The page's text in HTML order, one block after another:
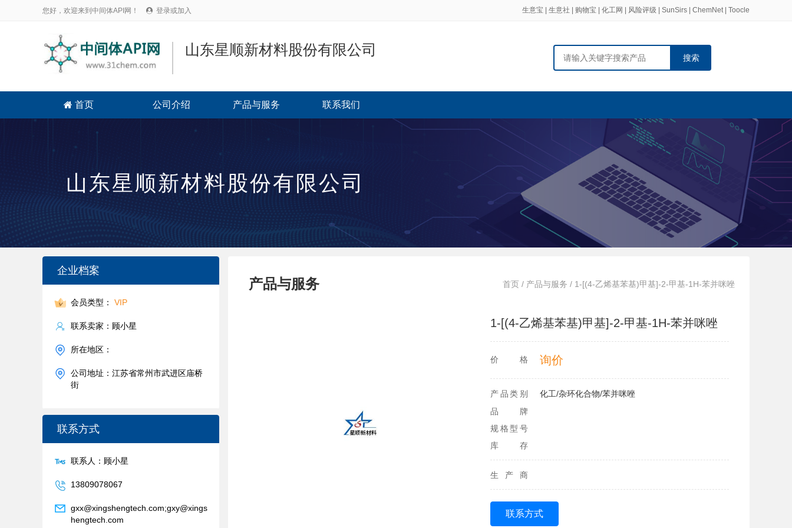
您好，欢迎来到中间体API网！  登录或加入 生意宝 生意社 购物宝 化工网 风险评级 SunSirs ChemNet| Toocle
山东星顺新材料股份有限公司 搜索
 首页 公司介绍 产品与服务 联系我们
山东星顺新材料股份有限公司
企业档案
会员类型： VIP
联系卖家：顾小星
所在地区：
公司地址：江苏省常州市武进区庙桥
街
联系方式
联系人：顾小星
13809078067
gxx@xingshengtech.com;gxy@xings
hengtech.com
首页 / 产品与服务 / 1-[(4-乙烯基苯基)甲基]-2-甲基-1H-苯并咪唑
产品与服务
1-[(4-乙烯基苯基)甲基]-2-甲基-1H-苯并咪唑
价格 询价
产品类别
化工/杂环化合物/苯并咪唑
品牌
规格型号
库存
生产商
联系方式